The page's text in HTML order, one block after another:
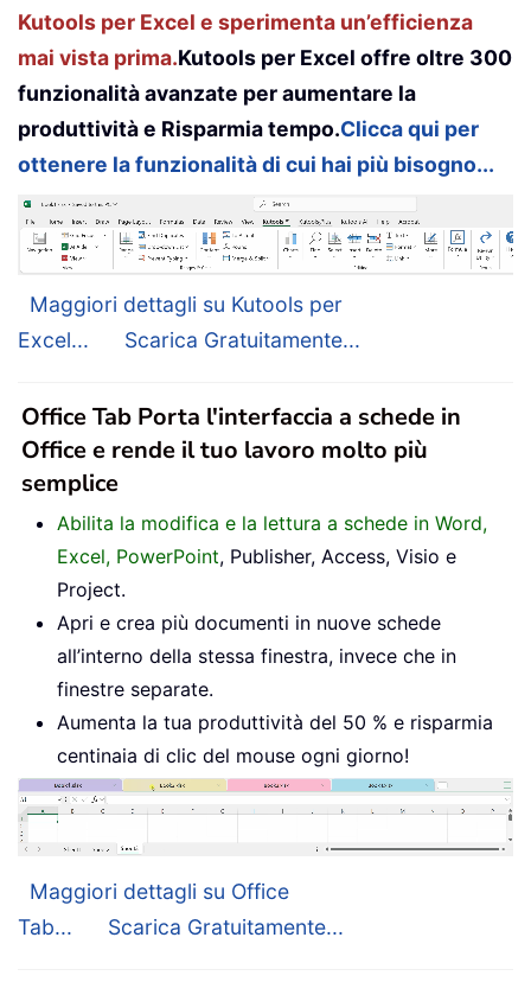
Kutools per Excel e sperimenta un’efficienza
mai vista prima.Kutools per Excel offre oltre 300
funzionalità avanzate per aumentare la
produttività e Risparmia tempo.Clicca qui per
ottenere la funzionalità di cui hai più bisogno...
Maggiori dettagli su Kutools per
Excel...
Scarica Gratuitamente...
Office Tab Porta l'interfaccia a schede in
Office e rende il tuo lavoro molto più
semplice
Abilita la modifica e la lettura a schede in Word,
Excel, PowerPoint, Publisher, Access, Visio e
Project.
Apri e crea più documenti in nuove schede
all’interno della stessa finestra, invece che in
finestre separate.
Aumenta la tua produttività del 50 % e risparmia
centinaia di clic del mouse ogni giorno!
Maggiori dettagli su Office
Tab...
Scarica Gratuitamente...